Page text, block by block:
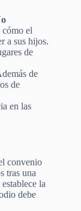
cómo el
a sus hijos.
de
de
de
en las
convenio
tras una
la
debe